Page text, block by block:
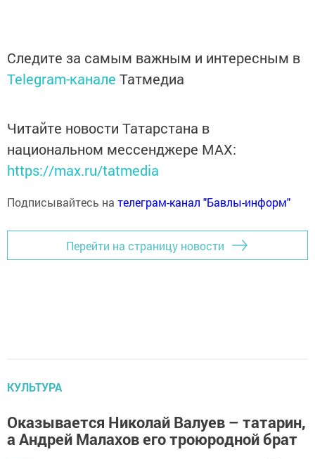
Следите за самым важным и интересным в
Telegram-канале Татмедиа
Читайте новости Татарстана в
национальном мессенджере MАХ:
https://max.ru/tatmedia
Подписывайтесь на телеграм-канал "Бавлы-информ"
Перейти на страницу новости
КУЛЬТУРА
Оказывается Николай Валуев – татарин,
а Андрей Малахов его троюродной брат